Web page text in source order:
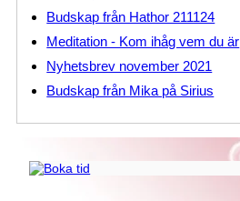
Budskap från Hathor 211124
Meditation - Kom ihåg vem du är
Nyhetsbrev november 2021
Budskap från Mika på Sirius